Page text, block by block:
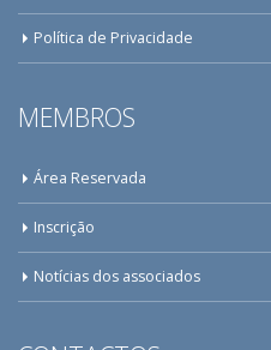
Política de Privacidade
MEMBROS
Área Reservada
Inscrição
Notícias dos associados